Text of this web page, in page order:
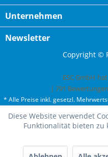
Unternehmen
Newsletter
Copyright ©
ESC GmbH hat
| 791
* Alle Preise inkl. gesetzl.
50¤ Bestellwert und einmal
ausgenommen Gefahrgut.
Diese Website verwendet
Funktionalität bieten zu